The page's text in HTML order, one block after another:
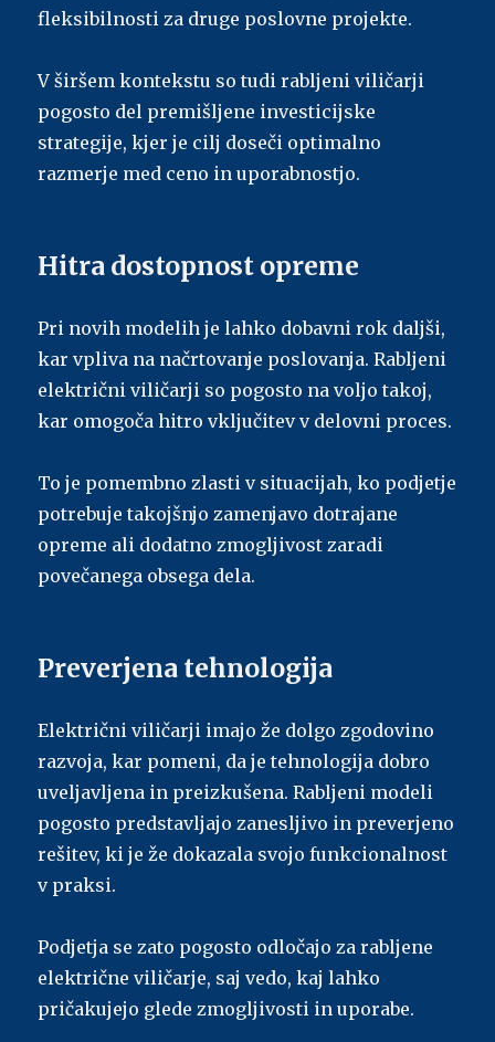
fleksibilnosti za druge poslovne projekte.
V širšem kontekstu so tudi rabljeni viličarji
pogosto del premišljene investicijske
strategije, kjer je cilj doseči optimalno
razmerje med ceno in uporabnostjo.
Hitra dostopnost opreme
Pri novih modelih je lahko dobavni rok daljši,
kar vpliva na načrtovanje poslovanja. Rabljeni
električni viličarji so pogosto na voljo takoj,
kar omogoča hitro vključitev v delovni proces.
To je pomembno zlasti v situacijah, ko podjetje
potrebuje takojšnjo zamenjavo dotrajane
opreme ali dodatno zmogljivost zaradi
povečanega obsega dela.
Preverjena tehnologija
Električni viličarji imajo že dolgo zgodovino
razvoja, kar pomeni, da je tehnologija dobro
uveljavljena in preizkušena. Rabljeni modeli
pogosto predstavljajo zanesljivo in preverjeno
rešitev, ki je že dokazala svojo funkcionalnost
v praksi.
Podjetja se zato pogosto odločajo za rabljene
električne viličarje, saj vedo, kaj lahko
pričakujejo glede zmogljivosti in uporabe.